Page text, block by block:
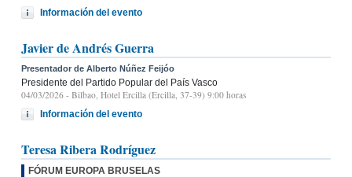
Información del evento
Javier de Andrés Guerra
Presentador de Alberto Núñez Feijóo
Presidente del Partido Popular del País Vasco
04/03/2026 - Bilbao, Hotel Ercilla (Ercilla, 37-39) 9:00 horas
Información del evento
Teresa Ribera Rodríguez
FÓRUM EUROPA BRUSELAS